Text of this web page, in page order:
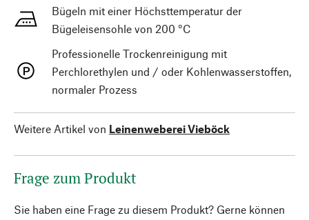
Bügeln mit einer Höchsttemperatur der
Bügeleisensohle von 200 °C
Professionelle Trockenreinigung mit
Perchlorethylen und / oder Kohlenwasserstoffen,
normaler Prozess
Weitere Artikel von Leinenweberei Vieböck
Frage zum Produkt
Sie haben eine Frage zu diesem Produkt? Gerne können